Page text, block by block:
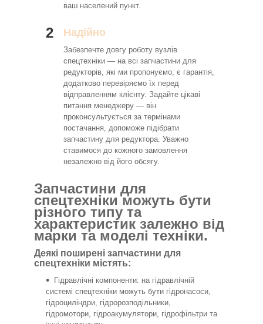
ваш населений пункт.
2 Надійно
Забезпечте довгу роботу вузлів
спецтехніки — на всі запчастини для
редукторів, які ми пропонуємо, є гарантія,
додатково перевіряємо їх перед
відправленням клієнту. Задайте цікаві
питання менеджеру — він
проконсультується за термінами
постачання, допоможе підібрати
запчастину для редуктора. Уважно
ставимося до кожного замовлення
незалежно від його обсягу.
Запчастини для
спецтехніки можуть бути
різного типу та
характеристик залежно від
марки та моделі техніки.
Деякі поширені запчастини для
спецтехніки містять:
Гідравлічні компоненти: на гідравлічній
системі спецтехніки можуть бути гідронасоси,
гідроциліндри, гідророзподільники,
гідромотори, гідроакумулятори, гідрофільтри та